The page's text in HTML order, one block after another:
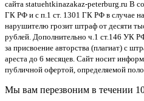
сайта statuehtkinazakaz-peterburg.ru В
ГК РФ и с п.1 ст. 1301 ГК РФ в случае
нарушителю грозит штраф от десяти
рублей. Дополнительно ч.1 ст.146 УК
за присвоение авторства (плагиат) с
ареста до 6 месяцев. Сайт носит
публичной офертой, определяемой
Мы вам перезвоним в течении